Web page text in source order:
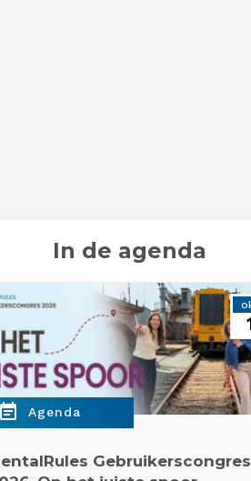
In de agenda
event_note Agenda
Gebruikerscongres